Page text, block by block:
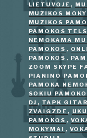
LIETUVOJE ,
MUZIKOS
MUZIKOS
PAMOKOS
NEMOKAMA
PAMOKOS ,
PAMOKOS ,
ZOOM SKYPE
PIANINO
PAMOKA
SOKIU
DJ , TAPK
ZVAIGZDE ,
PAMOKOS ,
MOKYMAI ,